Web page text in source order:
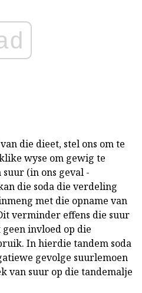
die dieet, stel ons om te
wyse om gewig te
(in ons geval -
die soda die verdeling
met die opname van
verminder effens die suur
invloed op die
In hierdie tandem soda
gevolge suurlemoen
van suur op die tandemalje